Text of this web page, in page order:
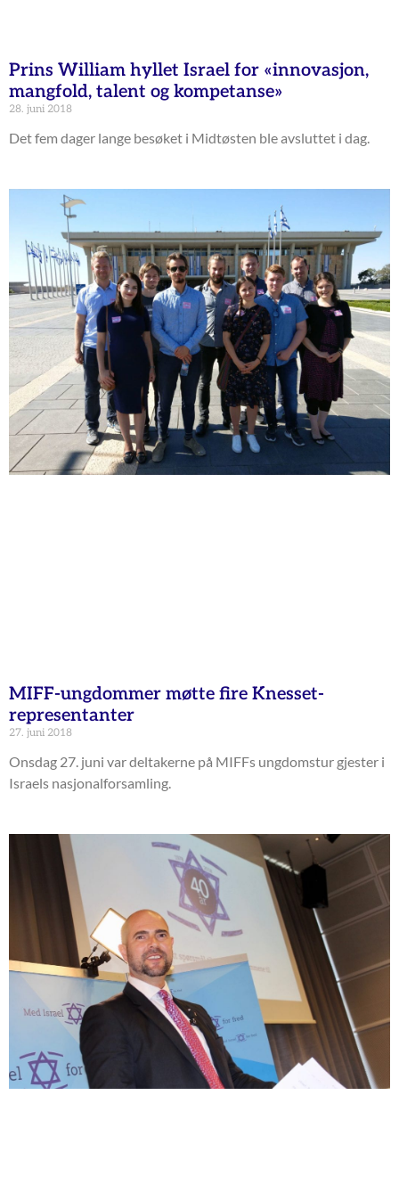
Prins William hyllet Israel for «innovasjon,
mangfold, talent og kompetanse»
28. juni 2018
Det fem dager lange besøket i Midtøsten ble avsluttet i dag.
MIFF-ungdommer møtte fire Knesset-
representanter
27. juni 2018
Onsdag 27. juni var deltakerne på MIFFs ungdomstur gjester i
Israels nasjonalforsamling.